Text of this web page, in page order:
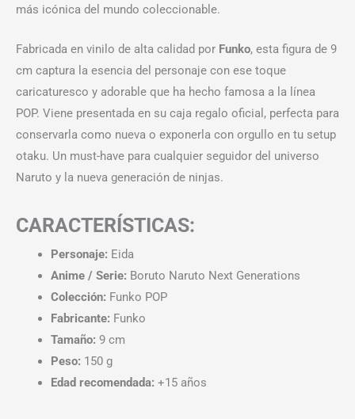
más icónica del mundo coleccionable.
Fabricada en vinilo de alta calidad por Funko, esta figura de 9
cm captura la esencia del personaje con ese toque
caricaturesco y adorable que ha hecho famosa a la línea
POP. Viene presentada en su caja regalo oficial, perfecta para
conservarla como nueva o exponerla con orgullo en tu setup
otaku. Un must-have para cualquier seguidor del universo
Naruto y la nueva generación de ninjas.
CARACTERÍSTICAS:
Personaje: Eida
Anime / Serie: Boruto Naruto Next Generations
Colección: Funko POP
Fabricante: Funko
Tamaño: 9 cm
Peso: 150 g
Edad recomendada: +15 años